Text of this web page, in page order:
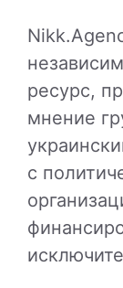
ресурс,
мнение
с